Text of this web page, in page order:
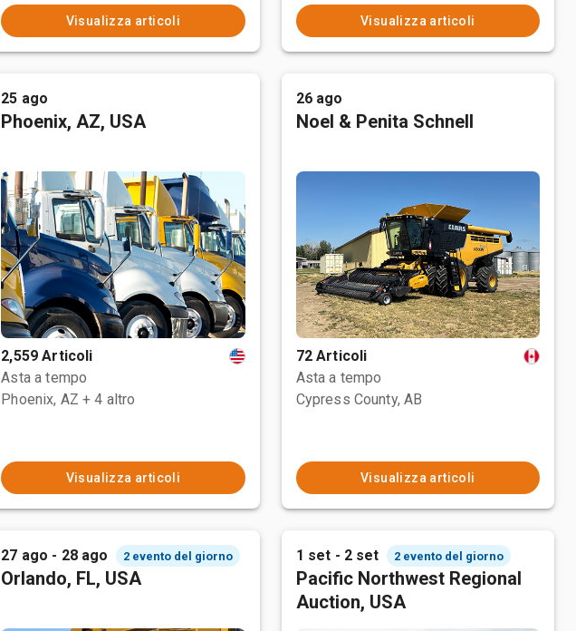
Visualizza articoli Visualizza articoli
25 ago
Phoenix, AZ, USA
2,559 Articoli
Asta a tempo
Phoenix, AZ + 4 altro
Visualizza articoli
26 ago
Noel & Penita Schnell
72 Articoli
Asta a tempo
Cypress County, AB
Visualizza articoli
27 ago - 28 ago 2 evento del giorno
Orlando, FL, USA
1 set - 2 set 2 evento del giorno
Pacific Northwest Regional
Auction, USA